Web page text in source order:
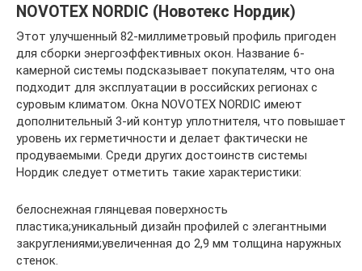
NOVOTEX NORDIC (Новотекс Нордик)
Этот улучшенный 82-миллиметровый профиль пригоден
для сборки энергоэффективных окон. Название 6-
камерной системы подсказывает покупателям, что она
подходит для эксплуатации в российских регионах с
суровым климатом. Окна NOVOTEX NORDIC имеют
дополнительный 3-ий контур уплотнителя, что повышает
уровень их герметичности и делает фактически не
продуваемыми. Среди других достоинств системы
Нордик следует отметить такие характеристики:
белоснежная глянцевая поверхность
пластика;уникальный дизайн профилей с элегантными
закруглениями;увеличенная до 2,9 мм толщина наружных
стенок.